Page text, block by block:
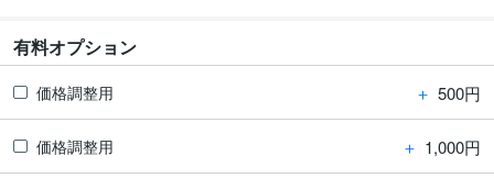
有料オプション
価格調整用 ＋ 500円
価格調整用 ＋ 1,000円